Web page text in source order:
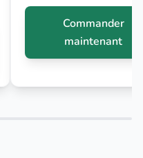
Commander
maintenant